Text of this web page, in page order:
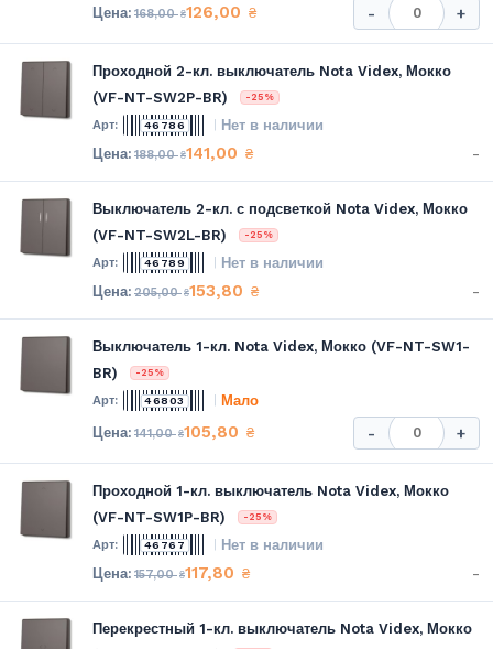
168,00₴126,00 ₴ - +
Проходной 2-кл. выключатель Nota Videx, Мокко
(VF-NT-SW2P-BR)
-25%
46786 Нет в наличии
188,00₴141,00 ₴ -
Выключатель 2-кл. с подсветкой Nota Videx, Мокко
(VF-NT-SW2L-BR)
-25%
46789 Нет в наличии
205,00₴153,80 ₴ -
Выключатель 1-кл. Nota Videx, Мокко (VF-NT-SW1-
BR)
-25%
46803 Мало
141,00₴105,80 ₴ - +
Проходной 1-кл. выключатель Nota Videx, Мокко
(VF-NT-SW1P-BR)
-25%
46767 Нет в наличии
157,00₴117,80 ₴ -
Перекрестный 1-кл. выключатель Nota Videx, Мокко